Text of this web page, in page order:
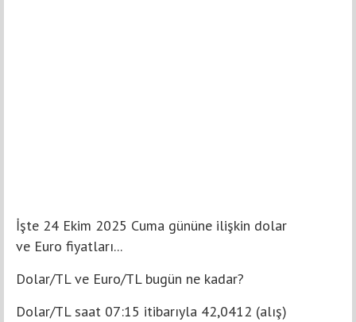
İşte 24 Ekim 2025 Cuma gününe ilişkin dolar
ve Euro fiyatları...
Dolar/TL ve Euro/TL bugün ne kadar?
Dolar/TL saat 07:15 itibarıyla 42,0412 (alış)